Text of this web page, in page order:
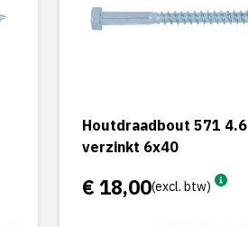
Houtdraadbout 571 4.6
verzinkt 6x40
€ 18,00(excl. btw)